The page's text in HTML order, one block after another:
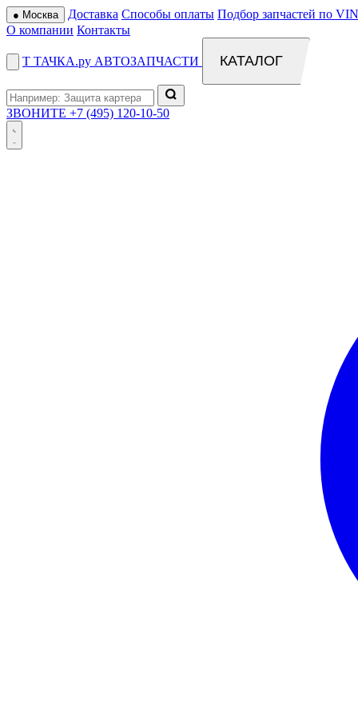
● Москва Доставка Способы оплаты Подбор запчастей по
О компании Контакты
Т ТАЧКА.ру АВТОЗАПЧАСТИ КАТАЛОГ
ЗВОНИТЕ +7 (495) 120-10-50